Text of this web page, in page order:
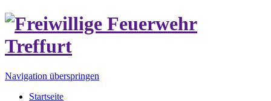
Navigation überspringen
Startseite